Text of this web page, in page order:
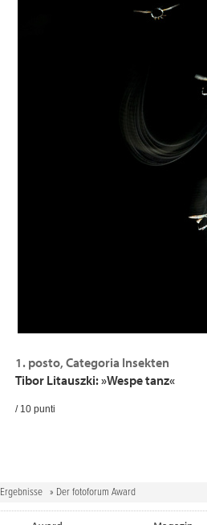
1. posto, Categoria Insekten
Tibor Litauszki: »Wespe tanz«
/ 10 punti
Ergebnisse » Der fotoforum Award